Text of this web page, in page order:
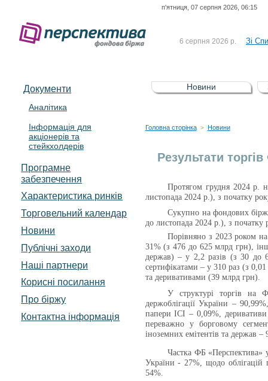
п'ятниця, 07 серпня 2026, 06:15
6 серпня 2026 р. Зі
5 серпня 2026 р.
Зі
UA4000232607)
4 серпня 2026 р.
Документи
Аналітика
Інформація для
акціонерів та
стейкхолдерів
Програмне
забезпечення
Характеристика pинків
Торговельний календар
Новини
Публічні заходи
Наші партнери
Корисні посилання
Про біржу
Контактна інформація
Новини
Головна сторінка > Новини
Результати
Протягом грудня 2024 р.
листопада 2024 р.) , з початку
Сукупно на фондових
до листопада 2024 р.), з початку
Порівняно з 2023 роком на
31% (з 476 до 625 млрд грн),
держав) – у 2,2 разів (з 30 до
сертифікатами – у 310 раз (з
та деривативами (39 млрд грн).
У структурі торгів на
держоблігації України –
папери ІСІ – 0,09%,
переважно у борговому
іноземних емітентів та держав
Частка ФБ «Перспектива»
України - 27%, щодо облігацій
54%.